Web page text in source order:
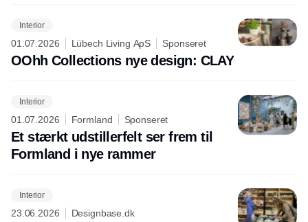
Interior
01.07.2026 Lübech Living ApS Sponseret
OOhh Collections nye design: CLAY
Interior
01.07.2026 Formland Sponseret
Et stærkt udstillerfelt ser frem til
Formland i nye rammer
Interior
23.06.2026 Designbase.dk